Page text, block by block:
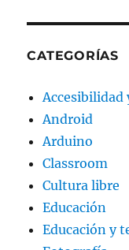
CATEGORÍAS
Accesibilidad
Android
Arduino
Classroom
Cultura libre
Educación
Educación y